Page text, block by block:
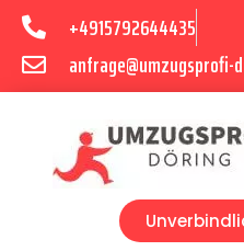
+4915792644435
anfrage@umzugsprofi-